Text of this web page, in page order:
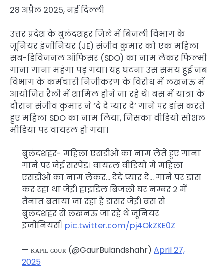
28 अप्रैल 2025, नई दिल्ली
उत्तर प्रदेश के बुलंदशहर जिले में बिजली विभाग के
जूनियर इंजीनियर (JE) संजीव कुमार को एक महिला
सब-डिविजनल ऑफिसर (SDO) का नाम लेकर फिल्मी
गाना गाना महंगा पड़ गया। यह घटना उस समय हुई जब
विभाग के कर्मचारी निजीकरण के विरोध में लखनऊ में
आयोजित रैली में शामिल होने जा रहे थे। बस में यात्रा के
दौरान संजीव कुमार ने ‘दे दे प्यार दे’ गाने पर डांस करते
हुए महिला SDO का नाम लिया, जिसका वीडियो सोशल
मीडिया पर वायरल हो गया।
बुलंदशहर- महिला एसडीओ का नाम लेते हुए गाना
गाने पर जेई सस्पेंड। वायरल वीडियो में महिला
एसडीओ का नाम लेकर… देदे प्यार दे… गाने पर डांस
कर रहा था जेई। हाइडिल बिजली घर नम्बर 2 में
तैनात बताया जा रहा है डांसर जेई। बस से
बुलंदशहर से लखनऊ जा रहे थे जूनियर
इंजीनियर्स। pic.twitter.com/pj4OkZKE0Z
— ᴋᴀᴘɪʟ ɢᴏᴜʀ (@GaurBulandshahr) April 27,
2025